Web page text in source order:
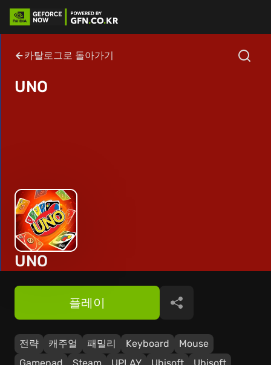
카탈로그로 돌아가기
UNO
UNO
전략 캐주얼 패밀리 Keyboard
Mouse
플레이 공유